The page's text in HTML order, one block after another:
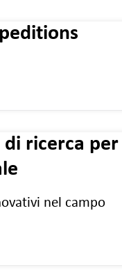
di ricerca per
nel campo